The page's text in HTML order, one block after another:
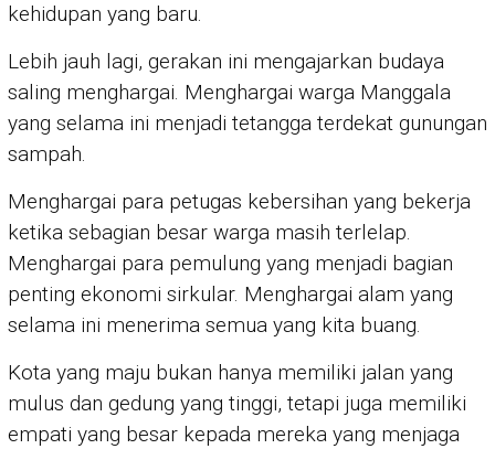
kehidupan yang baru.
Lebih jauh lagi, gerakan ini mengajarkan budaya
saling menghargai. Menghargai warga Manggala
yang selama ini menjadi tetangga terdekat gunungan
sampah.
Menghargai para petugas kebersihan yang bekerja
ketika sebagian besar warga masih terlelap.
Menghargai para pemulung yang menjadi bagian
penting ekonomi sirkular. Menghargai alam yang
selama ini menerima semua yang kita buang.
Kota yang maju bukan hanya memiliki jalan yang
mulus dan gedung yang tinggi, tetapi juga memiliki
empati yang besar kepada mereka yang menjaga